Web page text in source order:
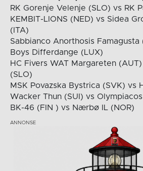
RK Gorenje Velenje (SLO) vs RK
KEMBIT-LIONS (NED) vs Sidea
(ITA)
Sabbianco Anorthosis Famagusta
Boys Differdange (LUX)
HC Fivers WAT Margareten
(SLO)
MSK Povazska Bystrica (SVK) vs
Wacker Thun (SUI) vs Olympiacos
BK-46 (FIN ) vs Nærbø IL (NOR)
ANNONSE